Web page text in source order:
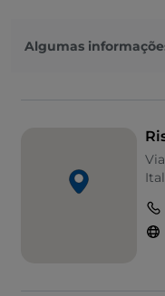
Algumas